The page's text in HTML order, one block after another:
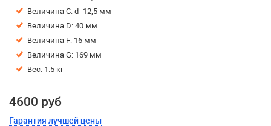
Величина С: d=12,5 мм
Величина D: 40 мм
Величина F: 16 мм
Величина G: 169 мм
Вес: 1.5 кг
4600 руб
Гарантия лучшей цены